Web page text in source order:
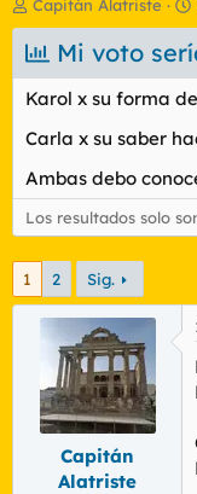
n
i
c
i
d
r
d
e
l
t
m
Capitán Alatriste
Mi voto
Karol x su forma
Carla x su saber
Ambas debo
Los resultados solo
1 2 Sig.
Capitán
Alatriste